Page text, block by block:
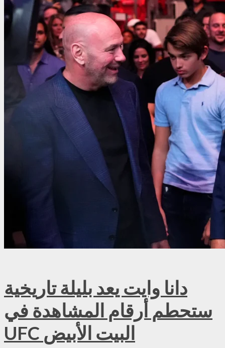
دانا وايت يعد بليلة تاريخية
ستحطم أرقام المشاهدة في
UFC البيت الأبيض